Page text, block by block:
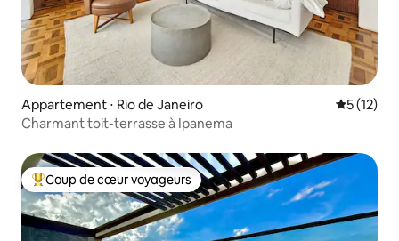
Appartement ⋅ Rio de Janeiro
5 (12)
Charmant toit-terrasse à Ipanema
Coups de cœur voyageurs les plus appréciés
Coup de cœur voyageurs